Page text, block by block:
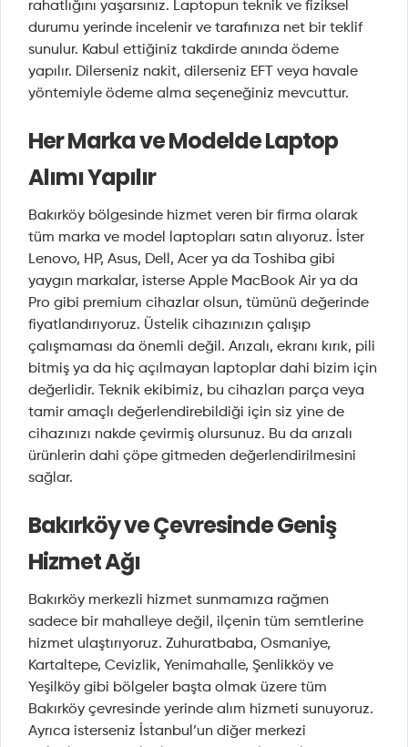
rahatlığını yaşarsınız. Laptopun teknik ve fiziksel
durumu yerinde incelenir ve tarafınıza net bir teklif
sunulur. Kabul ettiğiniz takdirde anında ödeme
yapılır. Dilerseniz nakit, dilerseniz EFT veya havale
yöntemiyle ödeme alma seçeneğiniz mevcuttur.
Her Marka ve Modelde Laptop
Alımı Yapılır
Bakırköy bölgesinde hizmet veren bir firma olarak
tüm marka ve model laptopları satın alıyoruz. İster
Lenovo, HP, Asus, Dell, Acer ya da Toshiba gibi
yaygın markalar, isterse Apple MacBook Air ya da
Pro gibi premium cihazlar olsun, tümünü değerinde
fiyatlandırıyoruz. Üstelik cihazınızın çalışıp
çalışmaması da önemli değil. Arızalı, ekranı kırık, pili
bitmiş ya da hiç açılmayan laptoplar dahi bizim için
değerlidir. Teknik ekibimiz, bu cihazları parça veya
tamir amaçlı değerlendirebildiği için siz yine de
cihazınızı nakde çevirmiş olursunuz. Bu da arızalı
ürünlerin dahi çöpe gitmeden değerlendirilmesini
sağlar.
Bakırköy ve Çevresinde Geniş
Hizmet Ağı
Bakırköy merkezli hizmet sunmamıza rağmen
sadece bir mahalleye değil, ilçenin tüm semtlerine
hizmet ulaştırıyoruz. Zuhuratbaba, Osmaniye,
Kartaltepe, Cevizlik, Yenimahalle, Şenlikköy ve
Yeşilköy gibi bölgeler başta olmak üzere tüm
Bakırköy çevresinde yerinde alım hizmeti sunuyoruz.
Ayrıca isterseniz İstanbul’un diğer merkezi